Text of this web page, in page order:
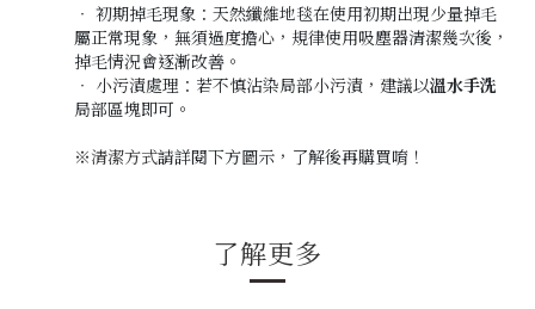
‧ 初期掉毛現象：天然纖維地毯在使用初期出現少量掉毛
屬正常現象，無須過度擔心，規律使用吸塵器清潔幾次後，
掉毛情況會逐漸改善。
‧ 小污漬處理：若不慎沾染局部小污漬，建議以溫水手洗
局部區塊即可。
※清潔方式請詳閱下方圖示， 了解後再購買唷！
了解更多